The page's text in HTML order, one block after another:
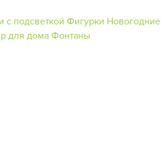
с подсветкой Фигурки Новогодние
для домаФонтаны